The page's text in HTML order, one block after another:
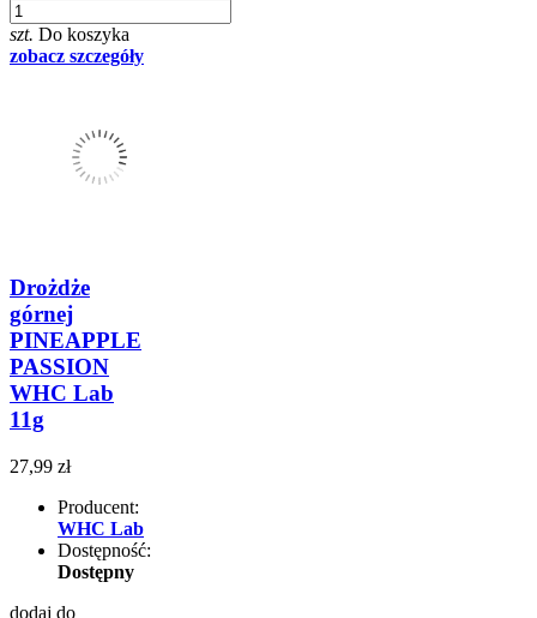
szt. Do koszyka
zobacz szczegóły
Drożdże
górnej
PINEAPPLE
PASSION
WHC Lab
11g
27,99 zł
Producent:
WHC Lab
Dostępność:
Dostępny
dodaj do